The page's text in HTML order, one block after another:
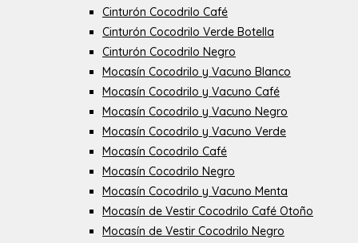
Cinturón Cocodrilo Café
Cinturón Cocodrilo Verde Botella
Cinturón Cocodrilo Negro
Mocasín Cocodrilo y Vacuno Blanco
Mocasín Cocodrilo y Vacuno Café
Mocasín Cocodrilo y Vacuno Negro
Mocasín Cocodrilo y Vacuno Verde
Mocasín Cocodrilo Café
Mocasín Cocodrilo Negro
Mocasín Cocodrilo y Vacuno Menta
Mocasín de Vestir Cocodrilo Café Otoño
Mocasín de Vestir Cocodrilo Negro